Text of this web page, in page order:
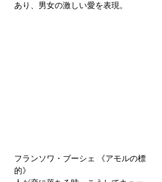
あり、男女の激しい愛を表現。
フランソワ・ブーシェ 《アモルの標
的》